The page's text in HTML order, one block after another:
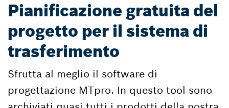
Pianificazione gratuita del
progetto per il sistema di
trasferimento
Sfrutta al meglio il software di
progettazione MTpro. In questo tool sono